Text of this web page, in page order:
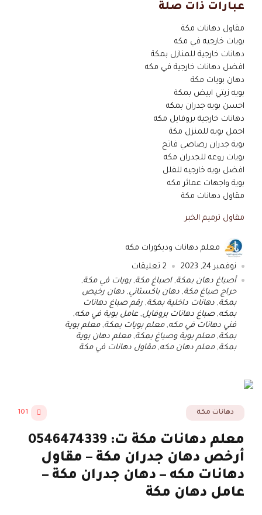
عبارات ذات صلة
مقاول دهانات مكة
بويات خارجيه في مكه
دهانات خارجية للمنازل بمكة
افضل دهانات خارجية في مكه
دهان بويات مكة
بويه زيتي ابيض بمكة
احسن بويه جدران بمكه
دهانات خارجية بروفايل مكه
اجمل بويه للمنزل مكة
بوية جدران رصاصي فاتح
بويات روعه للجدران مكه
افضل بويه خارجيه للفلل
بوية واجهات عمائر مكه
مقاول دهانات مكة
مقاول ترميم الخبر
معلم دهانات وديكورات مكه
نوفمبر 24, 2023 2 تعليقات
أصباغ دهان بمكة,اصباغ مكة,بويات في مكة,
حراج صباغ مكة, دهان باكستاني, دهان رخيص
بمكة, دهانات داخلية بمكة, رقم صباغ دهانات
بمكه, صباغ دهانات بروفايل, عامل بوية في مكه,
فني دهانات في مكه,معلم بويات بمكة,معلم بوية
بمكة,معلم بوية وصباغ بمكة,معلم دهان بوية
بمكة,معلم دهان مكه,مقاول دهانات في مكة
دهانات مكة 101
معلم دهانات مكة ت: 0546474339
أرخص دهان جدران مكة – مقاول
دهانات مكه – دهان جدران مكة –
عامل دهان مكة